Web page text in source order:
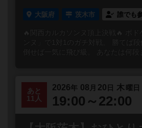
大阪府 茨木市 誰でも
🔥関西カルカソンヌ頂上決戦🔥 ボド
ンヌ」で1対1のガチ対戦。 勝てば段
倒せば一気に飛び級。 あなたは何段
あと
11人
2026年 08 月 20 日 木曜日
19:00～22:00